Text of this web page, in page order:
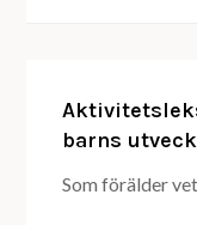
barns
Som förälder